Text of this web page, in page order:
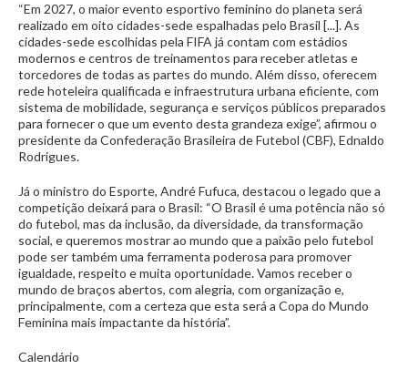
“Em 2027, o maior evento esportivo feminino do planeta será
realizado em oito cidades-sede espalhadas pelo Brasil [...]. As
cidades-sede escolhidas pela FIFA já contam com estádios
modernos e centros de treinamentos para receber atletas e
torcedores de todas as partes do mundo. Além disso, oferecem
rede hoteleira qualificada e infraestrutura urbana eficiente, com
sistema de mobilidade, segurança e serviços públicos preparados
para fornecer o que um evento desta grandeza exige”, afirmou o
presidente da Confederação Brasileira de Futebol (CBF), Ednaldo
Rodrigues.
Já o ministro do Esporte, André Fufuca, destacou o legado que a
competição deixará para o Brasil: “O Brasil é uma potência não só
do futebol, mas da inclusão, da diversidade, da transformação
social, e queremos mostrar ao mundo que a paixão pelo futebol
pode ser também uma ferramenta poderosa para promover
igualdade, respeito e muita oportunidade. Vamos receber o
mundo de braços abertos, com alegria, com organização e,
principalmente, com a certeza que esta será a Copa do Mundo
Feminina mais impactante da história”.
Calendário